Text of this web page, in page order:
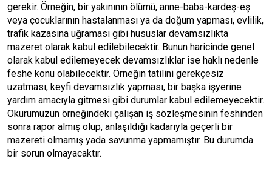
gerekir. Örneğin, bir yakınının ölümü, anne-baba-kardeş-eş
veya çocuklarının hastalanması ya da doğum yapması, evlilik,
trafik kazasına uğraması gibi hususlar devamsızlıkta
mazeret olarak kabul edilebilecektir. Bunun haricinde genel
olarak kabul edilemeyecek devamsızlıklar ise haklı nedenle
feshe konu olabilecektir. Örneğin tatilini gerekçesiz
uzatması, keyfi devamsızlık yapması, bir başka işyerine
yardım amacıyla gitmesi gibi durumlar kabul edilemeyecektir.
Okurumuzun örneğindeki çalışan iş sözleşmesinin feshinden
sonra rapor almış olup, anlaşıldığı kadarıyla geçerli bir
mazereti olmamış yada savunma yapmamıştır. Bu durumda
bir sorun olmayacaktır.